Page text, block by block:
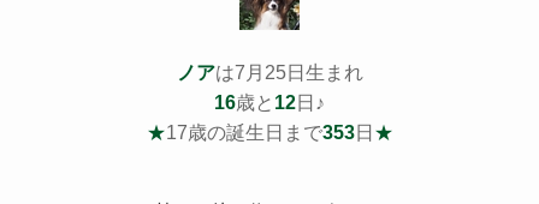
ノアは7月25日生まれ
16歳と 12日♪
★17歳の誕生日まで353日 ★